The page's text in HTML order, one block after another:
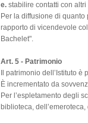
e. stabilire contatti con
Per la diffusione di
rapporto di vicendevole
Bachelet".
Art. 5 - Patrimonio
Il patrimonio dell’Istituto
È incrementato da
Per l’espletamento degli
biblioteca,